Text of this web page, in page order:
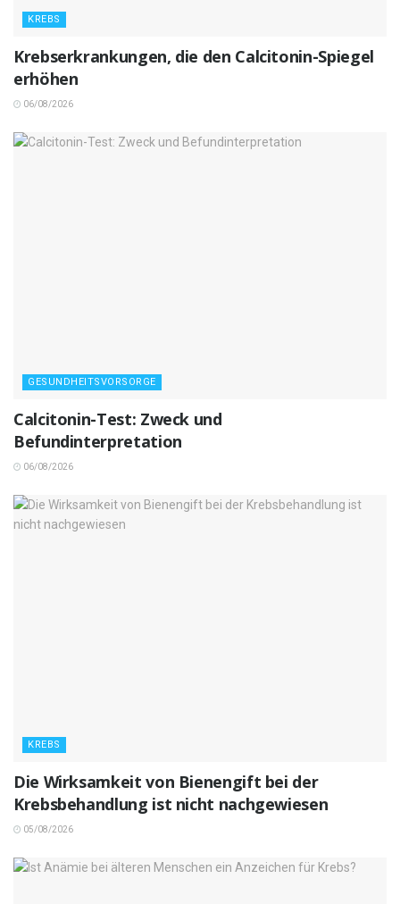
KREBS
Krebserkrankungen, die den Calcitonin-Spiegel
erhöhen
06/08/2026
GESUNDHEITSVORSORGE
Calcitonin-Test: Zweck und
Befundinterpretation
06/08/2026
KREBS
Die Wirksamkeit von Bienengift bei der
Krebsbehandlung ist nicht nachgewiesen
05/08/2026